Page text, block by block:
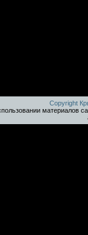
Copyright
материалов